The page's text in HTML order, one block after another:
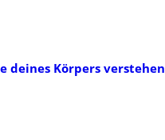
deines Körpers verstehen